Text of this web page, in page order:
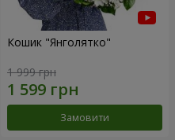
Кошик "Янголятко"
1 999 грн
Замовити